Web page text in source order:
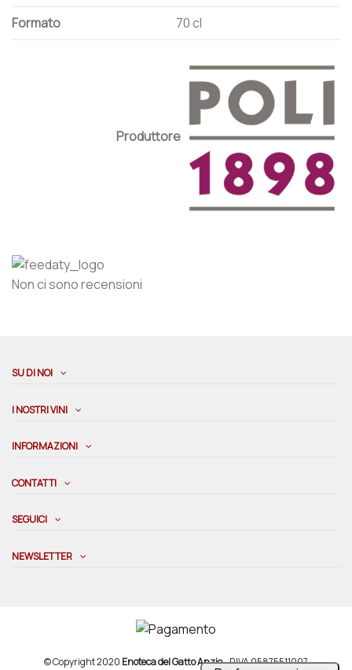
Formato
70 cl
Produttore
Non ci sono recensioni
SU DI NOI
I NOSTRI VINI
INFORMAZIONI
CONTATTI
SEGUICI
NEWSLETTER
© Copyright 2020 Enoteca del Gatto Anzio- P.IVA 05875511007